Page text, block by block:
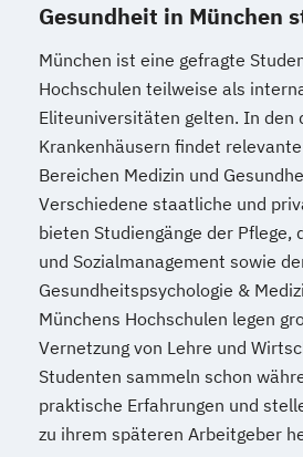
Gesundheit in München
München ist eine gefragte
Hochschulen teilweise als
Eliteuniversitäten gelten. In den
Krankenhäusern findet
Bereichen Medizin und
Verschiedene staatliche und
bieten Studiengänge der Pflege,
und Sozialmanagement sowie
Gesundheitspsychologie &
Münchens Hochschulen legen
Vernetzung von Lehre und
Studenten sammeln schon
praktische Erfahrungen und
zu ihrem späteren Arbeitgeber